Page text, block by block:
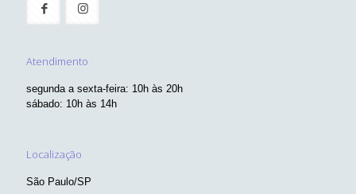
Atendimento
segunda a sexta-feira: 10h às 20h
sábado: 10h às 14h
Localização
São Paulo/SP